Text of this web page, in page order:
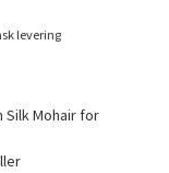
levering
Silk Mohair for